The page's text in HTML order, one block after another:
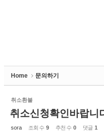
Home 문의하기
취소환불
취소신청확인바랍니
sora 조회 수 9 추천 수 0 댓글 1